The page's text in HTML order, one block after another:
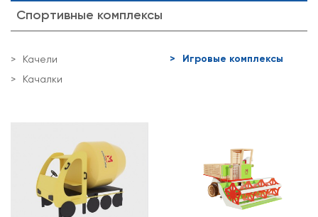
Спортивные комплексы
Качели
Качалки
Игровые комплексы